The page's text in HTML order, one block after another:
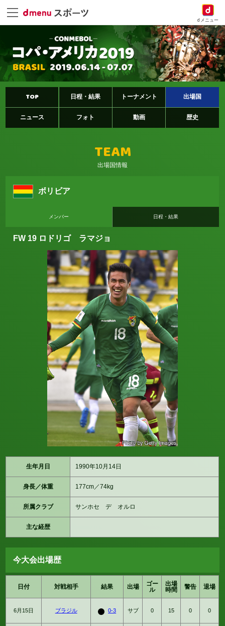
dメニュー
TOP 日程・結果 トーナメント 出場国
ニュース フォト 動画 歴史
TEAM
出場国情報
ボリビア
メンバー 日程・結果
FW 19 ロドリゴ ラマジョ
生年月日 1990年10月14日
身長／体重 177cm／74kg
所属クラブ サンホセ デ オルロ
主な経歴
今大会出場歴
日付 対戦相手 結果 出場
ゴー
ル
出場
時間
警告 退場
6月15日 ブラジル 0-3 サブ 0 15 0 0